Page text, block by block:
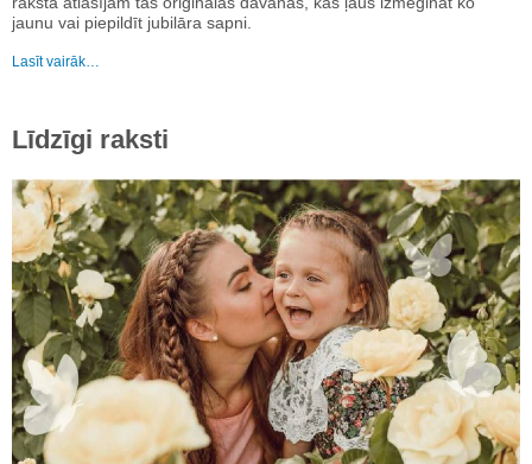
jaunu vai piepildīt jubilāra sapni.
Lasīt vairāk…
Līdzīgi raksti